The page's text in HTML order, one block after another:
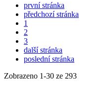
první stránka
předchozí stránka
1
2
3
další stránka
poslední stránka
Zobrazeno 1-30 ze 293